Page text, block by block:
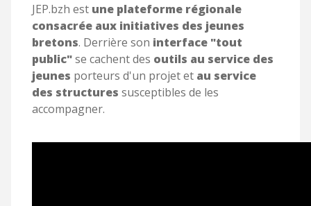
JEP.bzh est une plateforme régionale
consacrée aux initiatives des jeunes
bretons. Derrière son interface "tout
public"se cachent des outils au service des
jeunes porteurs d'un projet et au service
des structures susceptibles de les
accompagner.